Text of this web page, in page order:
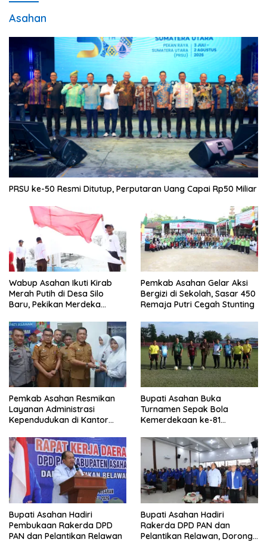
Asahan
PRSU ke-50 Resmi Ditutup, Perputaran Uang Capai Rp50 Miliar
Wabup Asahan Ikuti Kirab
Merah Putih di Desa Silo
Baru, Pekikan Merdeka
Pemkab Asahan Gelar Aksi
Bergizi di Sekolah, Sasar 450
Remaja Putri Cegah Stunting
Pemkab Asahan Resmikan
Layanan Administrasi
Kependudukan di Kantor
Bupati Asahan Buka
Turnamen Sepak Bola
Kemerdekaan ke-81
0208/Asahan
Bupati Asahan Hadiri
Pembukaan Rakerda DPD
PAN dan Pelantikan Relawan
Bupati Asahan Hadiri
Rakerda DPD PAN dan
Pelantikan Relawan, Dorong